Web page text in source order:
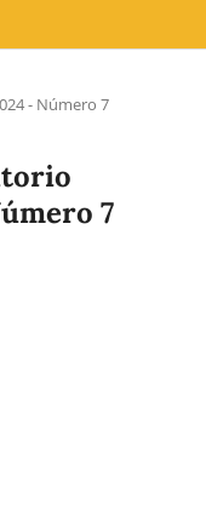
- Número 7
7